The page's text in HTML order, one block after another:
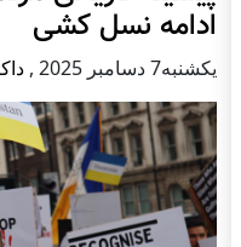
ادامه نسل کشی
يكشنبه7 دسامبر 2025 ,